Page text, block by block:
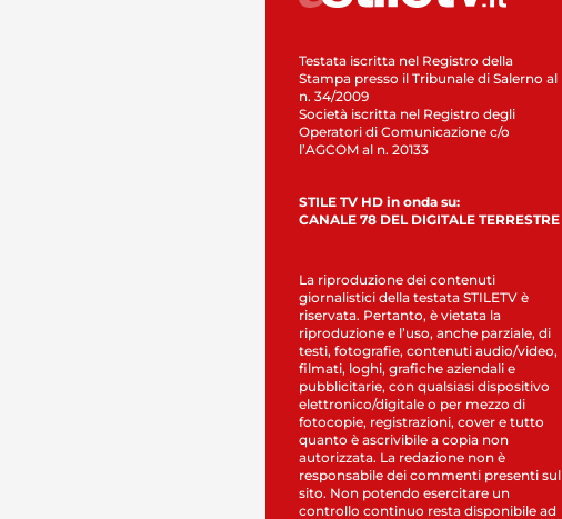
Testata iscritta nel Registro della
Stampa presso il Tribunale di Salerno al
n. 34/2009
Società iscritta nel Registro degli
Operatori di Comunicazione c/o
l’AGCOM al n. 20133
STILE TV HD in onda su:
CANALE 78 DEL DIGITALE TERRESTRE
La riproduzione dei contenuti
giornalistici della testata STILETV è
riservata. Pertanto, è vietata la
riproduzione e l’uso, anche parziale, di
testi, fotografie, contenuti audio/video,
filmati, loghi, grafiche aziendali e
pubblicitarie, con qualsiasi dispositivo
elettronico/digitale o per mezzo di
fotocopie, registrazioni, cover e tutto
quanto è ascrivibile a copia non
autorizzata. La redazione non è
responsabile dei commenti presenti sul
sito. Non potendo esercitare un
controllo continuo resta disponibile ad